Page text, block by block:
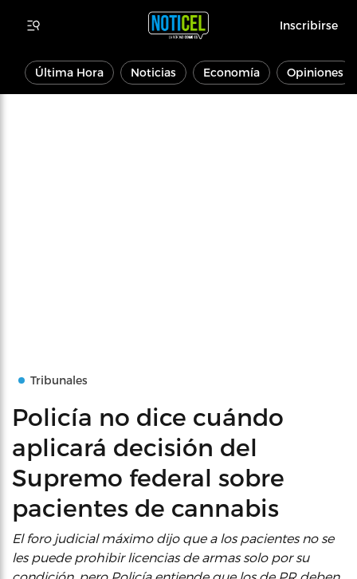
Inscribirse
Última Hora Noticias Economía Opiniones
Tribunales
Policía no dice cuándo
aplicará decisión del
Supremo federal sobre
pacientes de cannabis
El foro judicial máximo dijo que a los pacientes no se
les puede prohibir licencias de armas solo por su